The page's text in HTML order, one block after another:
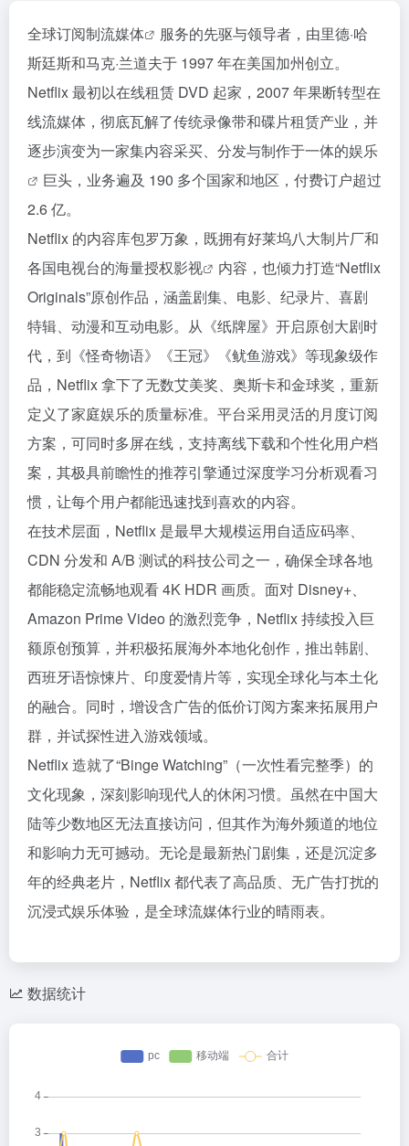
全球订阅制流媒体
服务的先驱与领导者，由里德·哈
斯廷斯和马克·兰道夫于 1997 年在美国加州创立。
Netflix 最初以在线租赁 DVD 起家，2007 年果断转型在
线流媒体，彻底瓦解了传统录像带和碟片租赁产业，并
逐步演变为一家集内容采买、分发与制作于一体的娱乐
巨头，业务遍及 190 多个国家和地区，付费订户超过
2.6 亿。
Netflix 的内容库包罗万象，既拥有好莱坞八大制片厂和
各国电视台的海量授权影视
内容，也倾力打造“Netflix
Originals”原创作品，涵盖剧集、电影、纪录片、喜剧
特辑、动漫和互动电影。从《纸牌屋》开启原创大剧时
代，到《怪奇物语》《王冠》《鱿鱼游戏》等现象级作
品，Netflix 拿下了无数艾美奖、奥斯卡和金球奖，重新
定义了家庭娱乐的质量标准。平台采用灵活的月度订阅
方案，可同时多屏在线，支持离线下载和个性化用户档
案，其极具前瞻性的推荐引擎通过深度学习分析观看习
惯，让每个用户都能迅速找到喜欢的内容。
在技术层面，Netflix 是最早大规模运用自适应码率、
CDN 分发和 A/B 测试的科技公司之一，确保全球各地
都能稳定流畅地观看 4K HDR 画质。面对 Disney+、
Amazon Prime Video 的激烈竞争，Netflix 持续投入巨
额原创预算，并积极拓展海外本地化创作，推出韩剧、
西班牙语惊悚片、印度爱情片等，实现全球化与本土化
的融合。同时，增设含广告的低价订阅方案来拓展用户
群，并试探性进入游戏领域。
Netflix 造就了“Binge Watching”（一次性看完整季）的
文化现象，深刻影响现代人的休闲习惯。虽然在中国大
陆等少数地区无法直接访问，但其作为海外频道的地位
和影响力无可撼动。无论是最新热门剧集，还是沉淀多
年的经典老片，Netflix 都代表了高品质、无广告打扰的
沉浸式娱乐体验，是全球流媒体行业的晴雨表。
数据统计